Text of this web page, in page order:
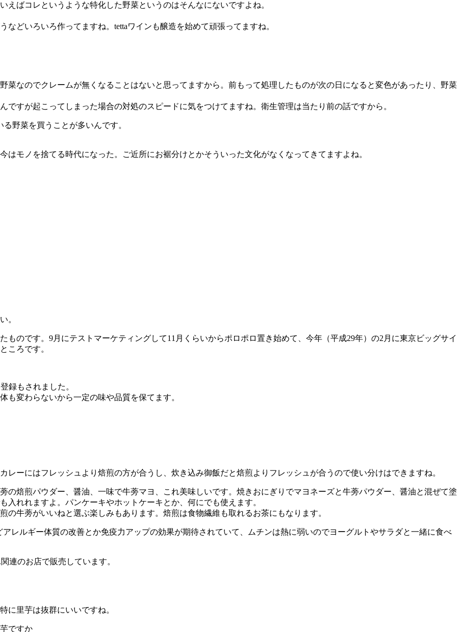
ばコレというような特化した野菜というのはそんなにないですよね。
どいろいろ作ってますね。tettaワインも醸造を始めて頑張ってますね。
菜なのでクレームが無くなることはないと思ってますから。前もって処理したものが次の日になると変色があったり、 野菜
すが起こってしまった場合の対処のスピードに気をつけてますね。衛生管理は当たり前の話ですから。
野菜を買うことが多いんです。
モノを捨てる時代になった。ご近所にお裾分けとかそういった文化がなくなってきてますよね。
。
ものです。9月にテストマーケティングして11月くらいからポロポロ置き始めて、今年（平成29年）の2月に東京ビッグサイ
ころです。
録もされました。
も変わらないから一定の味や品質を保てます。
ーにはフレッシュより焙煎の方が合うし、炊き込み御飯だと焙煎よりフレッシュが合うので使い分けはできますね。
の焙煎パウダー、醤油、一味で牛蒡マヨ、これ美味しいです。焼きおにぎりでマヨネーズと牛蒡パウダー、醤油と混ぜて塗
入れれますよ。パンケーキやホットケーキとか、 何にでも使えます。
牛蒡がいいねと選ぶ楽しみもあります。焙煎は食物繊維も取れるお茶にもなります。
レルギー体質の改善とか免疫力アップの効果が期待されていて、ムチンは熱に弱いのでヨーグルトやサラダと一緒に食べ
連のお店で販売しています。
に里芋は抜群にいいですね。
ですか